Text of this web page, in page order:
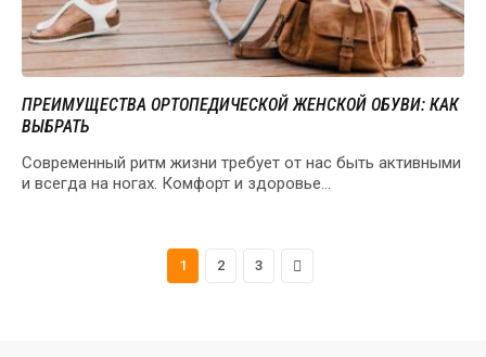
ПРЕИМУЩЕСТВА ОРТОПЕДИЧЕСКОЙ ЖЕНСКОЙ ОБУВИ: КАК
ВЫБРАТЬ
Современный ритм жизни требует от нас быть активными
и всегда на ногах. Комфорт и здоровье…
1 2 3 Next